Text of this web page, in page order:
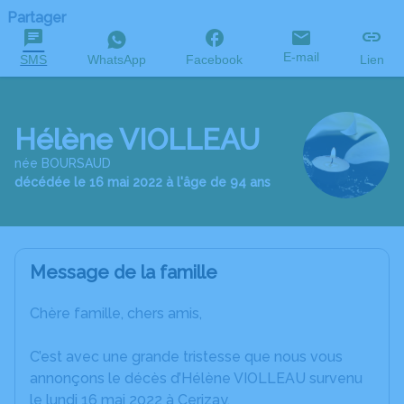
Partager
SMS WhatsApp Facebook E-mail Lien
Hélène VIOLLEAU
née BOURSAUD
décédée le 16 mai 2022 à l'âge de 94 ans
Message de la famille
Chère famille, chers amis,
C’est avec une grande tristesse que nous vous
annonçons le décès d’Hélène VIOLLEAU survenu
le lundi 16 mai 2022 à Cerizay.